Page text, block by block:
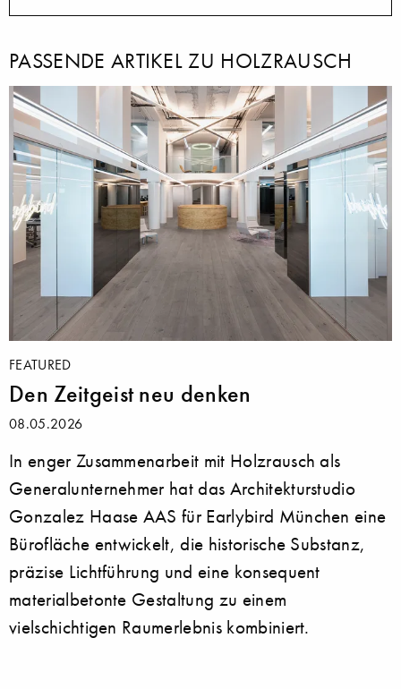
PASSENDE ARTIKEL ZU HOLZRAUSCH
FEATURED
Den Zeitgeist neu denken
08.05.2026
In enger Zusammenarbeit mit Holzrausch als
Generalunternehmer hat das Architekturstudio
Gonzalez Haase AAS für Earlybird München eine
Bürofläche entwickelt, die historische Substanz,
präzise Lichtführung und eine konsequent
materialbetonte Gestaltung zu einem
vielschichtigen Raumerlebnis kombiniert.